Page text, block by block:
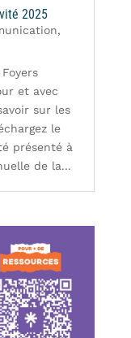
2025
,
et avec
sur les
le
présenté à
de la...